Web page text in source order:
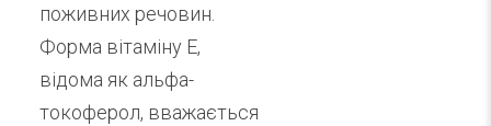
поживних речовин.
Форма вітаміну Е,
відома як альфа-
токоферол, вважається